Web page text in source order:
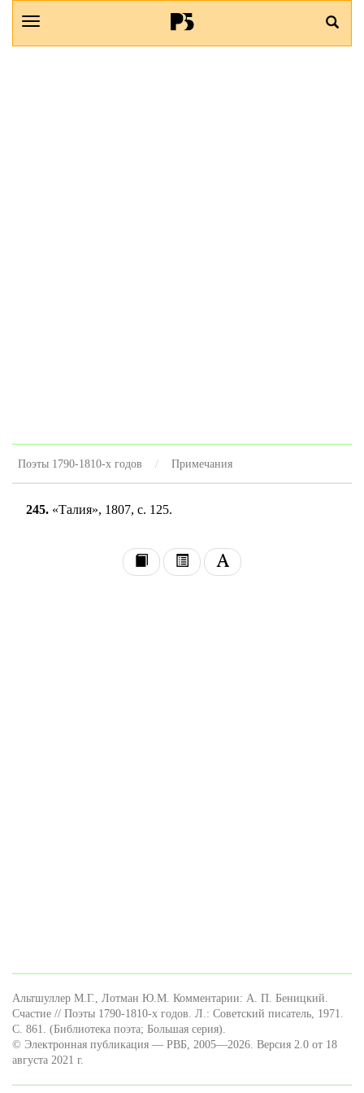
Поэты 1790-1810-х годов Примечания
245. «Талия», 1807, с. 125.
Альтшуллер М.Г., Лотман Ю.М. Комментарии: А. П. Беницкий.
Счастие // Поэты 1790-1810-х годов. Л.: Советский писатель, 1971.
С. 861. (Библиотека поэта; Большая серия).
© Электронная публикация — РВБ, 2005—2026. Версия 2.0 от 18
августа 2021 г.